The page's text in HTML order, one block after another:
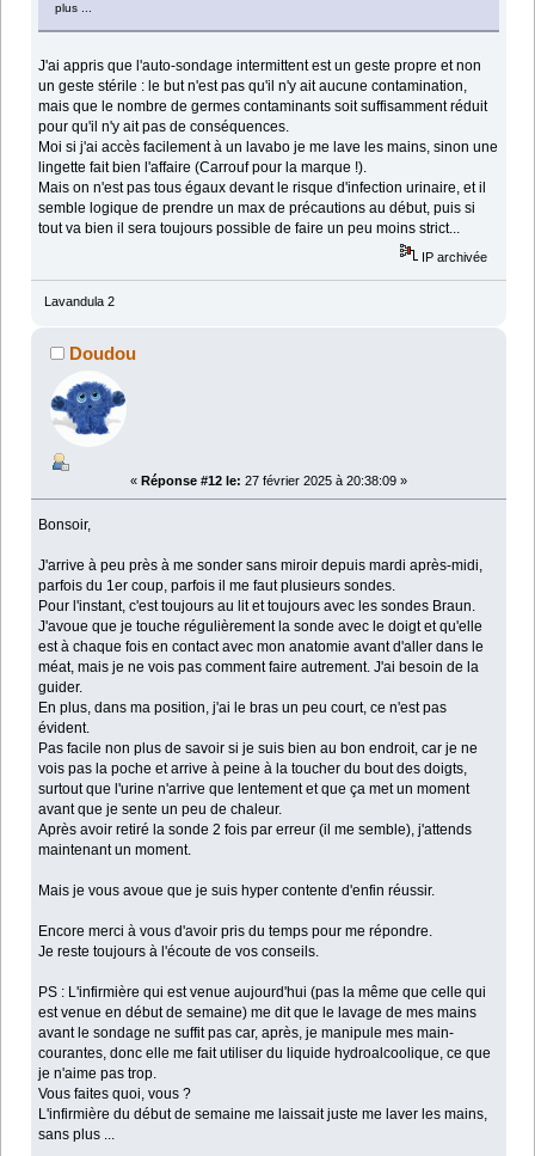
plus ...
J'ai appris que l'auto-sondage intermittent est un geste propre et non
un geste stérile : le but n'est pas qu'il n'y ait aucune contamination,
mais que le nombre de germes contaminants soit suffisamment réduit
pour qu'il n'y ait pas de conséquences.
Moi si j'ai accès facilement à un lavabo je me lave les mains, sinon une
lingette fait bien l'affaire (Carrouf pour la marque !).
Mais on n'est pas tous égaux devant le risque d'infection urinaire, et il
semble logique de prendre un max de précautions au début, puis si
tout va bien il sera toujours possible de faire un peu moins strict...
IP archivée
Lavandula 2
Doudou
« Réponse #12 le: 27 février 2025 à 20:38:09 »
Bonsoir,
J'arrive à peu près à me sonder sans miroir depuis mardi après-midi,
parfois du 1er coup, parfois il me faut plusieurs sondes.
Pour l'instant, c'est toujours au lit et toujours avec les sondes Braun.
J'avoue que je touche régulièrement la sonde avec le doigt et qu'elle
est à chaque fois en contact avec mon anatomie avant d'aller dans le
méat, mais je ne vois pas comment faire autrement. J'ai besoin de la
guider.
En plus, dans ma position, j'ai le bras un peu court, ce n'est pas
évident.
Pas facile non plus de savoir si je suis bien au bon endroit, car je ne
vois pas la poche et arrive à peine à la toucher du bout des doigts,
surtout que l'urine n'arrive que lentement et que ça met un moment
avant que je sente un peu de chaleur.
Après avoir retiré la sonde 2 fois par erreur (il me semble), j'attends
maintenant un moment.
Mais je vous avoue que je suis hyper contente d'enfin réussir.
Encore merci à vous d'avoir pris du temps pour me répondre.
Je reste toujours à l'écoute de vos conseils.
PS : L'infirmière qui est venue aujourd'hui (pas la même que celle qui
est venue en début de semaine) me dit que le lavage de mes mains
avant le sondage ne suffit pas car, après, je manipule mes main-
courantes, donc elle me fait utiliser du liquide hydroalcoolique, ce que
je n'aime pas trop.
Vous faites quoi, vous ?
L'infirmière du début de semaine me laissait juste me laver les mains,
sans plus ...